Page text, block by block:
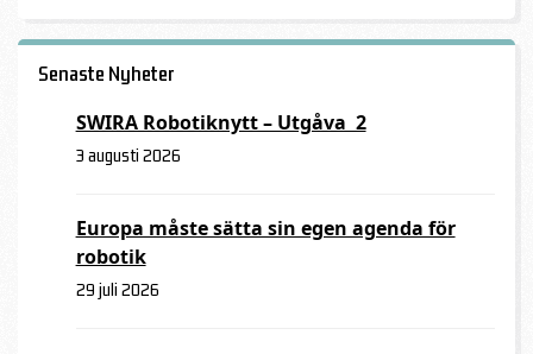
Senaste Nyheter
SWIRA Robotiknytt – Utgåva 2
3 augusti 2026
Europa måste sätta sin egen agenda för
robotik
29 juli 2026